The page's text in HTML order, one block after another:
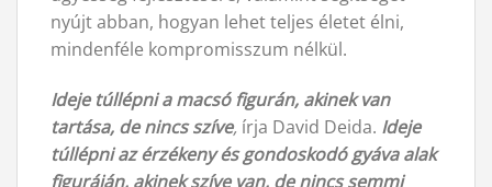
nyújt abban, hogyan lehet teljes életet élni,
mindenféle kompromisszum nélkül.
Ideje túllépni a macsó figurán, akinek van
tartása, de nincs szíve, írja David Deida. Ideje
túllépni az érzékeny és gondoskodó gyáva alak
figuráján, akinek szíve van, de nincs semmi